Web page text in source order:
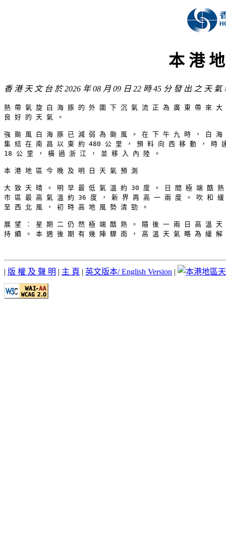
本 港
香 港 天 文 台 於 2026 年 08 月 09 日 22 時 45 分 發 出 之 天 氣
熱 帶 氣 旋 白 海 豚 的 外 圍 下 沉 氣 流 正 為 廣 東 帶 來
良 好 的 天 氣 。
強 颱 風 白 海 豚 已 減 弱 為 颱 風 。 在 下 午 九 時 ， 白
集 結 在 南 昌 以 東 約 480 公 里 ， 預 料 向 西 移 動 ， 時
18 公 里 ， 橫 過 浙 江 ， 並 移 入 內 陸 。
本 港 地 區 今 晚 及 明 日 天 氣 預 測
大 致 天 晴 。 明 早 最 低 氣 溫 約 30 度 。 日 間 極 端 酷
市 區 最 高 氣 溫 約 36 度 ， 新 界 再 高 一 兩 度 。 吹 和
至 西 北 風 ， 初 時 高 地 風 勢 清 勁 。
展 望 ： 星 期 二 仍 然 極 端 酷 熱 。 隨 後 一 兩 日 高 溫
持 續 。 本 週 後 期 有 幾 陣 驟 雨 ， 高 溫 天 氣 略 為 緩
| 版 權 及 聲 明 | 主 頁 | 英文版本/ English Version |